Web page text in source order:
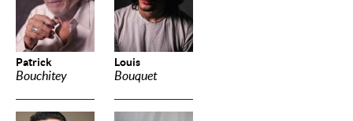
Patrick
Bouchitey
Louis
Bouquet